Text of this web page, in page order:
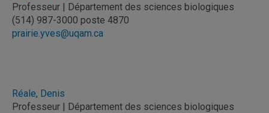
Professeur | Département des sciences biologiques
(514) 987-3000 poste 4870
prairie.yves@uqam.ca
Réale, Denis
Professeur | Département des sciences biologiques